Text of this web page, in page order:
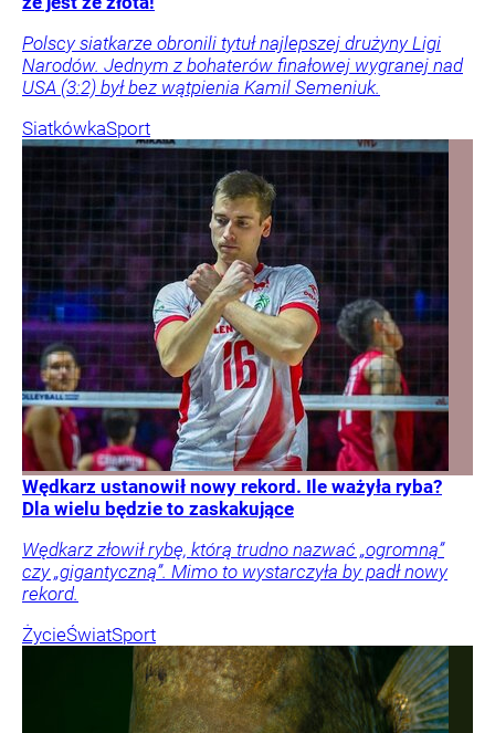
Polscy siatkarze obronili tytuł najlepszej drużyny Ligi
Narodów. Jednym z bohaterów finałowej wygranej nad
USA (3:2) był bez wątpienia Kamil Semeniuk.
SiatkówkaSport
Wędkarz ustanowił nowy rekord. Ile ważyła ryba?
Dla wielu będzie to zaskakujące
Wędkarz złowił rybę, którą trudno nazwać „ogromną”
czy „gigantyczną”. Mimo to wystarczyła by padł nowy
rekord.
ŻycieŚwiatSport